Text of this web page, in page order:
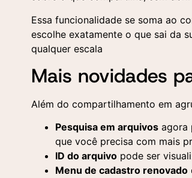
Essa funcionalidade se soma ao
escolhe exatamente o que sai da
qualquer escala
Mais novidades
Além do compartilhamento em
Pesquisa em arquivos agora
que você precisa com mais
ID do arquivo pode ser
Menu de cadastro renovado